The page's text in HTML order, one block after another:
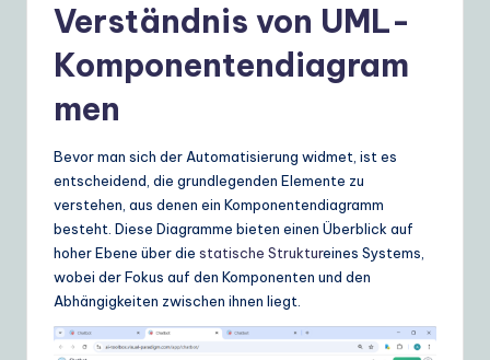
Verständnis von UML-
Komponentendiagram
men
Bevor man sich der Automatisierung widmet, ist es
entscheidend, die grundlegenden Elemente zu
verstehen, aus denen ein Komponentendiagramm
besteht. Diese Diagramme bieten einen Überblick auf
hoher Ebene über die statische Struktureines Systems,
wobei der Fokus auf den Komponenten und den
Abhängigkeiten zwischen ihnen liegt.